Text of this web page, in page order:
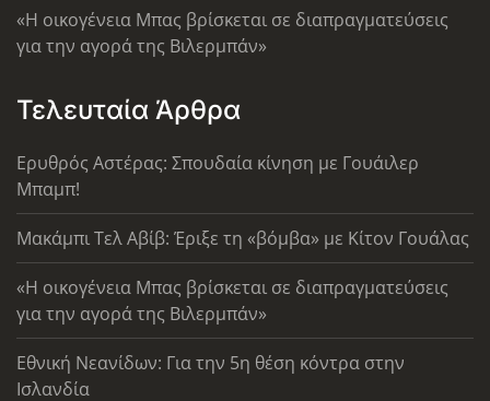
«Η οικογένεια Μπας βρίσκεται σε διαπραγματεύσεις
για την αγορά της Βιλερμπάν»
Τελευταία Άρθρα
Ερυθρός Αστέρας: Σπουδαία κίνηση με Γουάιλερ
Μπαμπ!
Μακάμπι Τελ Αβίβ: Έριξε τη «βόμβα» με Κίτον Γουάλας
«Η οικογένεια Μπας βρίσκεται σε διαπραγματεύσεις
για την αγορά της Βιλερμπάν»
Εθνική Νεανίδων: Για την 5η θέση κόντρα στην
Ισλανδία